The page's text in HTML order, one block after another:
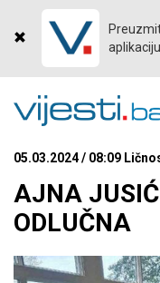
aplikaciju
05.03.2024 / 08:09
AJNA
ODLUČNA